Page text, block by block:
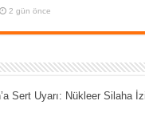
2 gün önce
Sert Uyarı: Nükleer Silaha